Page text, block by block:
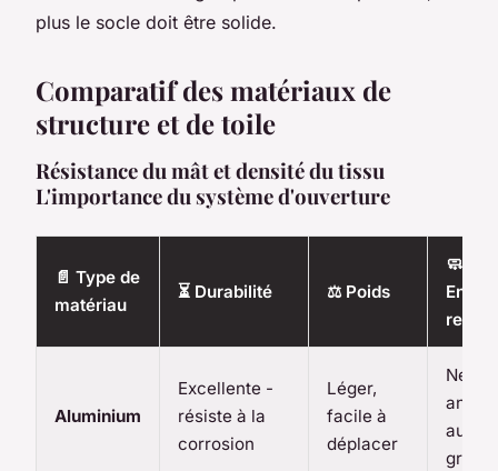
plus le socle doit être solide.
Comparatif des matériaux de
structure et de toile
Résistance du mât et densité du tissu
L'importance du système d'ouverture
📄 Type de
matériau
⏳ Durabilité ⚖️ Poids
🧼
requis
Aluminium
Excellente -
résiste à la
corrosion
Léger,
facile à
déplacer
aucun